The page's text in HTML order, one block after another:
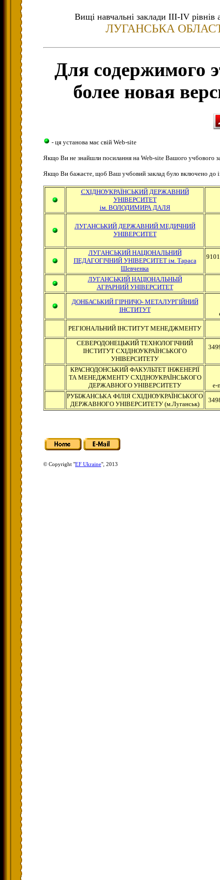
Вищі навчальні заклади ІІІ-IV рівнів
ЛУГАНСЬКА
Для содержимого
более новая
- ця установа має свій Web-site
Якщо Ви не знайшли посилання на Web-site Вашого учбового
Якщо Ви бажаєте, щоб Ваш учбовий заклад було включено до
СХІДНОУКРАЇНСЬКИЙ ДЕРЖАВНИЙ
УНІВЕРСИТЕТ
ім. ВОЛОДИМИРА ДАЛЯ
ЛУГАНСЬКИЙ ДЕРЖАВНИЙ МЕДИЧНИЙ
УНІВЕРСИТЕТ
ЛУГАНСЬКИЙ НАЦІОНАЛЬНИЙ
ПЕДАГОГІЧНИЙ УНІВЕРСИТЕТ ім. Тараса
Шевченка
ЛУГАНСЬКИЙ НАЦІОНАЛЬНЫЙ
АГРАРНИЙ УНІВЕРСИТЕТ
ДОНБАСЬКИЙ ГІРНИЧО- МЕТАЛУРГІЙНИЙ
ІНСТИТУТ
РЕГІОНАЛЬНИЙ ІНСТИТУТ МЕНЕДЖМЕНТУ
СЕВЕРОДОНЕЦЬКИЙ ТЕХНОЛОГІЧНИЙ
ІНСТИТУТ СХІДНОУКРАЇНСЬКОГО
УНІВЕРСИТЕТУ
КРАСНОДОНСЬКИЙ ФАКУЛЬТЕТ ІНЖЕНЕРІЇ
ТА МЕНЕДЖМЕНТУ СХІДНОУКРАЇНСЬКОГО
ДЕРЖАВНОГО УНІВЕРСИТЕТУ
e-
РУБІЖАНСЬКА ФІЛІЯ СХІДНОУКРАЇНСЬКОГО
ДЕРЖАВНОГО УНІВЕРСИТЕТУ (м.Луганськ)
© Copyright "EF Ukraine", 2013